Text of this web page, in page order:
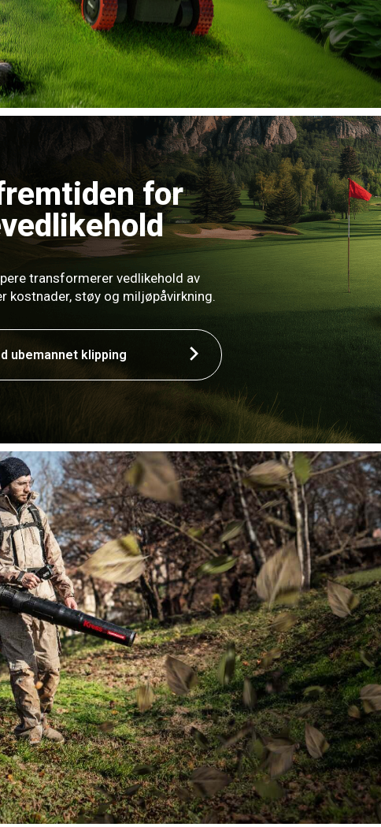
for
transformerer vedlikehold av
kostnader, støy og miljøpåvirkning.
ubemannet klipping